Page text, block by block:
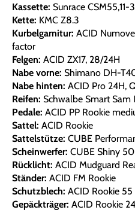
Kassette: Sunrace CSM55,11-
Kette: KMC Z8.3
Kurbelgarnitur: ACID
factor
Felgen: ACID ZX17, 28/24H
Nabe vorne: Shimano DH-
Nabe hinten: ACID Pro 24H,
Reifen: Schwalbe Smart Sam
Pedale: ACID PP Rookie
Sattel: ACID Rookie
Sattelstütze: CUBE
Scheinwerfer: CUBE Shiny 50
Rücklicht: ACID Mudguard
Ständer: ACID FM Rookie
Schutzblech: ACID Rookie 55
Gepäckträger: ACID Rookie